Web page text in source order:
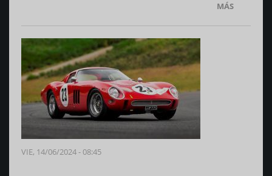
MÁS
VIE, 14/06/2024 - 08:45